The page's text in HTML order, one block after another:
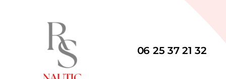
06 25 37 21 32